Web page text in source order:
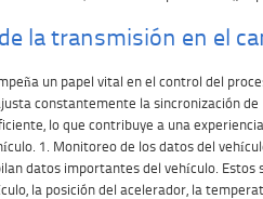
de la transmisión en el
un papel vital en el control del
constantemente la sincronización
lo que contribuye a una
1. Monitoreo de los datos del
datos importantes del vehículo.
la posición del acelerador, la